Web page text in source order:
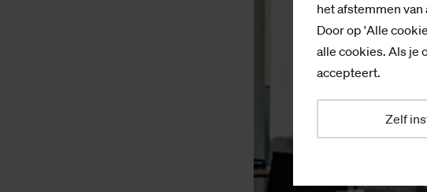
het afstemmen
Door op 'Alle
alle cookies. Als je
accepteert.
Zelf